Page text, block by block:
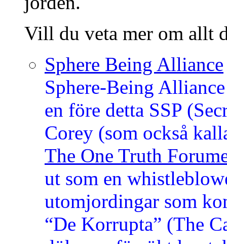
Vill du veta mer om allt
Sphere Being Alliance
Sphere-Being
en före detta SSP
Corey (som också
The One Truth
ut som en
utomjordingar som
“De Korrupta” (The